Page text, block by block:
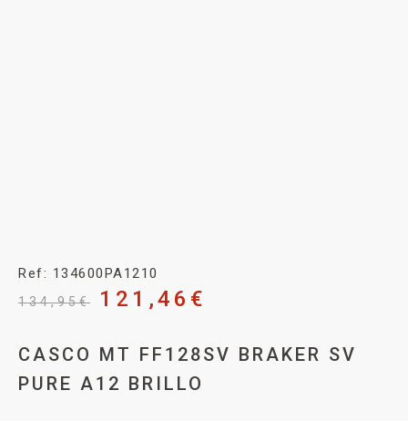
Ref: 134600PA1210
134,95€ 121,46 €
CASCO MT FF128SV BRAKER SV
PURE A12 BRILLO